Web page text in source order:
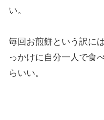
い。
毎回お煎餅という訳に
っかけに自分一人で食
らいい。